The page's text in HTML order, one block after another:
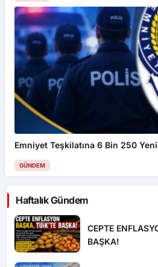
Emniyet Teşkilatına 6 Bin 250
GÜNDEM
Haftalık Gündem
CEPTE
BAŞKA!